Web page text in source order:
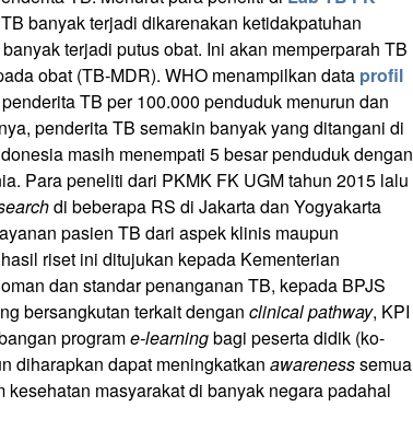
banyak terjadi dikarenakan ketidakpatuhan
terjadi putus obat. Ini akan memperparah TB
obat (TB-MDR). WHO menampilkan data profil
TB per 100.000 penduduk menurun dan
penderita TB semakin banyak yang ditangani di
masih menempati 5 besar penduduk dengan
Para peneliti dari PKMK FK UGM tahun 2015 lalu
di beberapa RS di Jakarta dan Yogyakarta
pasien TB dari aspek klinis maupun
riset ini ditujukan kepada Kementerian
dan standar penanganan TB, kepada BPJS
bersangkutan terkait dengan clinical pathway, KPI
programe-learningbagi peserta didik (ko-
diharapkan dapat meningkatkan awarenesssemua
kesehatan masyarakat di banyak negara padahal